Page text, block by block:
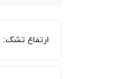
ارتفاع تشک: